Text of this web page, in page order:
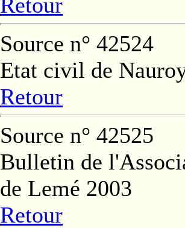
Source n° 42524
Etat civil de
Retour
Source n° 42525
Bulletin de
de Lemé 2003
Retour